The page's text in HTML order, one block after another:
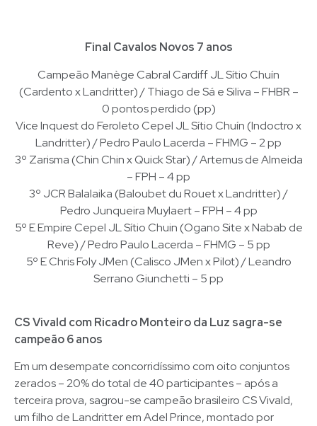
Final Cavalos Novos 7 anos
Campeão Manège Cabral Cardiff JL Sítio Chuín
(Cardento x Landritter) / Thiago de Sá e Siliva – FHBR –
0 pontos perdido (pp)
Vice Inquest do Feroleto Cepel JL Sítio Chuín (Indoctro x
Landritter) / Pedro Paulo Lacerda – FHMG – 2 pp
3º Zarisma (Chin Chin x Quick Star) / Artemus de Almeida
– FPH – 4 pp
3º JCR Balalaika (Baloubet du Rouet x Landritter) /
Pedro Junqueira Muylaert – FPH – 4 pp
5º E Empire Cepel JL Sítio Chuin (Ogano Site x Nabab de
Reve) / Pedro Paulo Lacerda – FHMG – 5 pp
5º E Chris Foly JMen (Calisco JMen x Pilot) / Leandro
Serrano Giunchetti – 5 pp
CS Vivald com Ricadro Monteiro da Luz sagra-se
campeão 6 anos
Em um desempate concorridíssimo com oito conjuntos
zerados – 20% do total de 40 participantes – após a
terceira prova, sagrou-se campeão brasileiro CS Vivald,
um filho de Landritter em Adel Prince, montado por